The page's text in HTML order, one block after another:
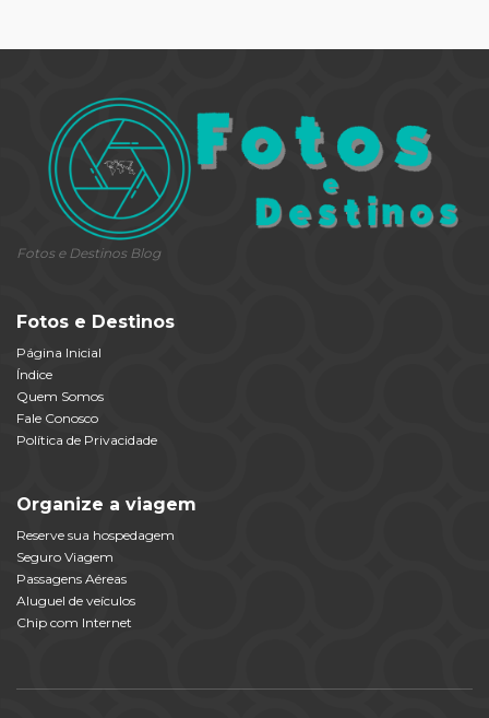
Fotos e Destinos Blog
Fotos e Destinos
Página Inicial
Índice
Quem Somos
Fale Conosco
Política de Privacidade
Organize a viagem
Reserve sua hospedagem
Seguro Viagem
Passagens Aéreas
Aluguel de veículos
Chip com Internet